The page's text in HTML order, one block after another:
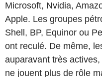
Microsoft, Nvidia,
Apple. Les groupes
Shell, BP, Equinor ou
ont reculé. De même,
auparavant très
ne jouent plus de rôle